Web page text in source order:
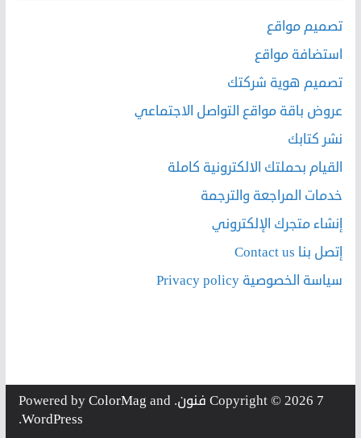
تصميم مواقع
استضافة مواقع
تصميم هوية شركتك
عروض باقة مواقع التواصل الاجتماعي
نشر كتابك
القيام بحملتك الالكترونية كاملة
خدمات المراجعة والترجمة
إنشاء متجرك الإلكتروني
إتصل بنا Contact us
سياسة الخصوصية Privacy policy
Copyright © 2026 7 فنون . Powered by
ColorMag and
WordPress
.